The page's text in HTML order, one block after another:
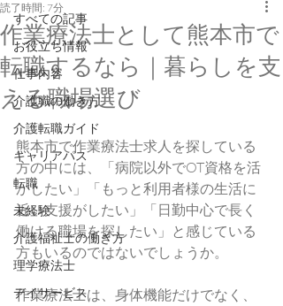
すべての記事
お役立ち情報
仕事内容
介護職の働き方
介護転職ガイド
キャリアパス
転職
未経験
介護福祉士の働き方
理学療法士
デイサービス
作業療法士として熊本市で
転職するなら｜暮らしを支
える職場選び
読了時間: 7分
熊本市で作業療法士求人を探している
方の中には、「病院以外でOT資格を活
かしたい」「もっと利用者様の生活に
近い支援がしたい」「日勤中心で長く
働ける職場を探したい」と感じている
方もいるのではないでしょうか。
作業療法士は、身体機能だけでなく、